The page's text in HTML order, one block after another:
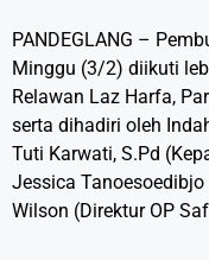
PANDEGLANG –
Minggu (3/2) diikuti
Relawan Laz Harfa,
serta dihadiri oleh
Tuti Karwati, S.Pd
Jessica
Wilson (Direktur OP